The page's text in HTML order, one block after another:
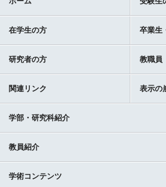
在学生の方 卒業生
研究者の方 教職員
関連リンク 表示の
学部・研究科紹介
教員紹介
学術コンテンツ